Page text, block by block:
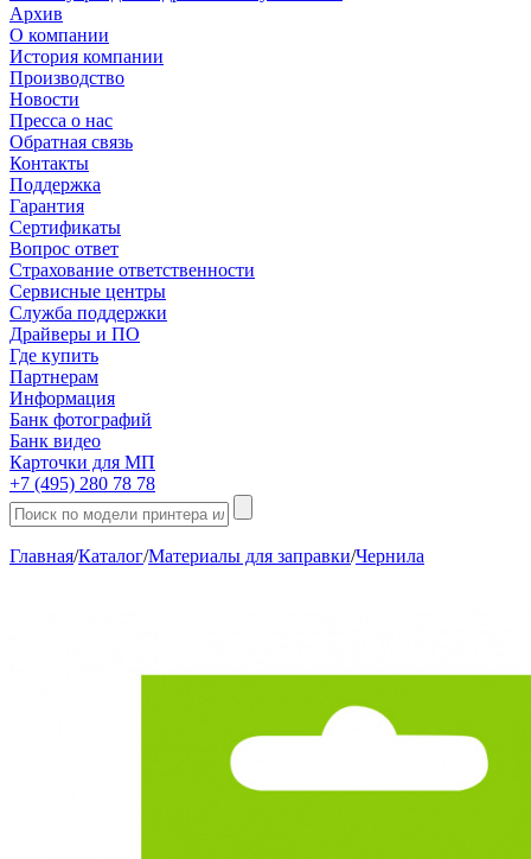
Архив
О компании
История компании
Производство
Новости
Пресса о нас
Обратная связь
Контакты
Поддержка
Гарантия
Сертификаты
Вопрос ответ
Страхование ответственности
Сервисные центры
Служба поддержки
Драйверы и ПО
Где купить
Партнерам
Информация
Банк фотографий
Банк видео
Карточки для МП
+7 (495) 280 78 78
Главная/Каталог/Материалы для заправки/Чернила